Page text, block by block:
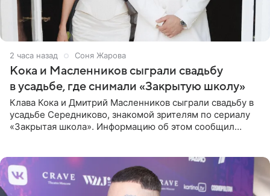
2 часа назад Соня Жарова
Кока и Масленников сыграли свадьбу
в усадьбе, где снимали «Закрытую школу»
Клава Кока и Дмитрий Масленников сыграли свадьбу в
усадьбе Середниково, знакомой зрителям по сериалу
«Закрытая школа». Информацию об этом сообщил